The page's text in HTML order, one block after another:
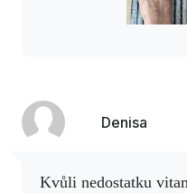
Denisa
Kvůli nedostatku vitamínů a minerálů se mi